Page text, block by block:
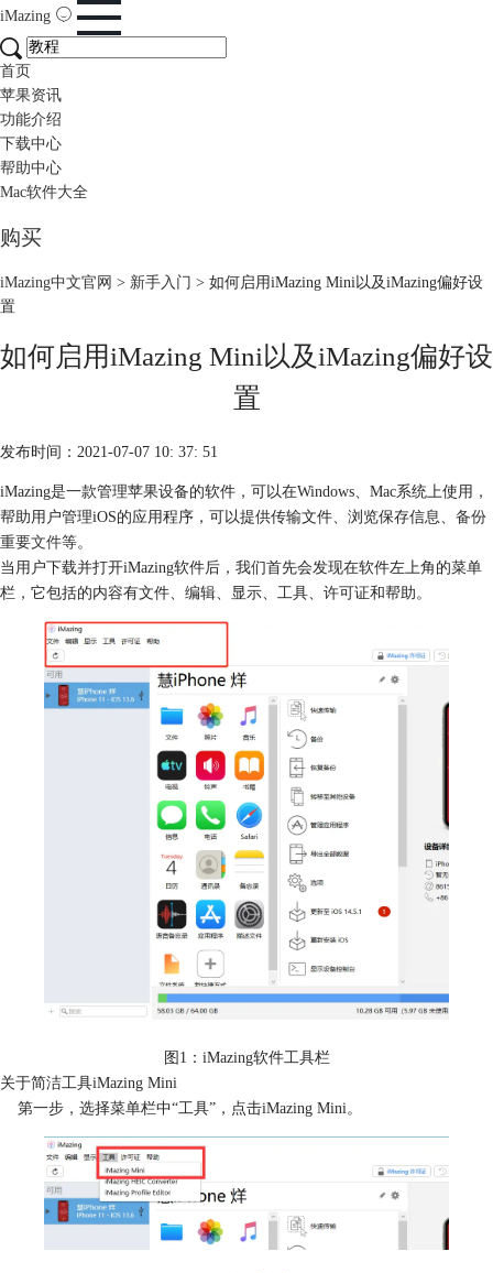
iMazing
首页
苹果资讯
功能介绍
下载中心
帮助中心
Mac软件大全
购买
iMazing中文官网 > 新手入门 > 如何启用iMazing Mini以及iMazing偏好设
置
如何启用iMazing Mini以及iMazing偏好设
置
发布时间：2021-07-07 10: 37: 51
iMazing是一款管理苹果设备的软件，可以在Windows、Mac系统上使用，
帮助用户管理iOS的应用程序，可以提供传输文件、浏览保存信息、 备份
重要文件等。
当用户下载并打开iMazing软件后，我们首先会发现在软件左上角的菜单
栏，它包括的内容有文件、编辑、显示、工具、许可证和帮助。
图1：iMazing软件工具栏
关于简洁工具iMazing Mini
第一步，选择菜单栏中“工具”，点击iMazing Mini。